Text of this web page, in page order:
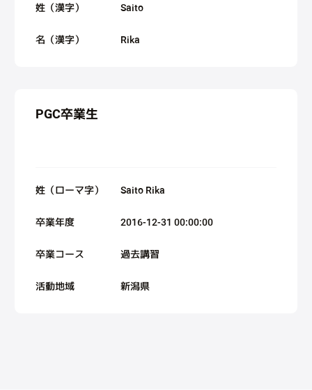
姓（漢字） Saito
名（漢字） Rika
PGC卒業生
姓（ローマ字） Saito Rika
卒業年度 2016-12-31 00:00:00
卒業コース 過去講習
活動地域 新潟県